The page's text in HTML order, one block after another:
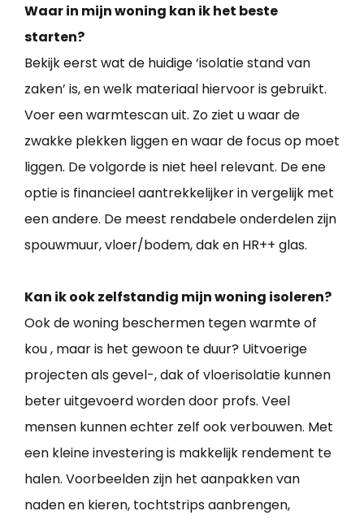
Waar in mijn woning kan ik het beste
starten?
Bekijk eerst wat de huidige ‘isolatie stand van
zaken’ is, en welk materiaal hiervoor is gebruikt.
Voer een warmtescan uit. Zo ziet u waar de
zwakke plekken liggen en waar de focus op moet
liggen. De volgorde is niet heel relevant. De ene
optie is financieel aantrekkelijker in vergelijk met
een andere. De meest rendabele onderdelen zijn
spouwmuur, vloer/bodem, dak en HR++ glas.
Kan ik ook zelfstandig mijn woning isoleren?
Ook de woning beschermen tegen warmte of
kou , maar is het gewoon te duur? Uitvoerige
projecten als gevel-, dak of vloerisolatie kunnen
beter uitgevoerd worden door profs. Veel
mensen kunnen echter zelf ook verbouwen. Met
een kleine investering is makkelijk rendement te
halen. Voorbeelden zijn het aanpakken van
naden en kieren, tochtstrips aanbrengen,